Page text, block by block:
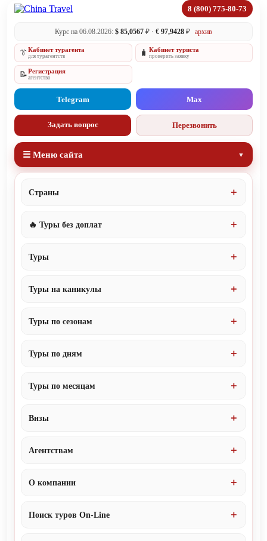
8 (800) 775-80-73
Курс на 06.08.2026: $ 85,0567 ₽ · € 97,9428 ₽ архив
👔Кабинет турагента
для турагентств 🧳 Кабинет туриста
проверить заявку
📝Регистрация
агентство
Telegram Max
Задать вопрос Перезвонить
☰ Меню сайта
Страны
🔥 Туры без доплат
Туры
Туры на каникулы
Туры по сезонам
Туры по дням
Туры по месяцам
Визы
Агентствам
О компании
Поиск туров On-Line